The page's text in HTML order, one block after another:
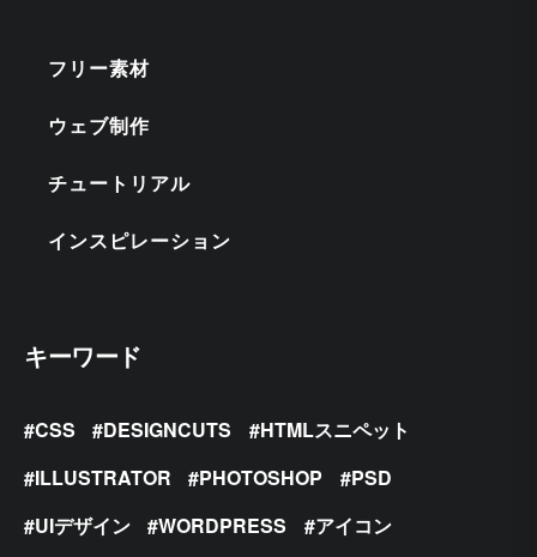
フリー素材
ウェブ制作
チュートリアル
インスピレーション
キーワード
CSS DESIGNCUTS
HTMLスニペット
ILLUSTRATOR
PHOTOSHOP
PSD
UIデザイン
WORDPRESS
アイコン